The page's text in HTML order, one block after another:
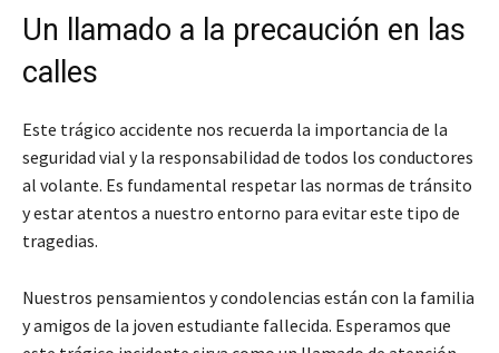
Un llamado a la precaución en las
calles
Este trágico accidente nos recuerda la importancia de la
seguridad vial y la responsabilidad de todos los conductores
al volante. Es fundamental respetar las normas de tránsito
y estar atentos a nuestro entorno para evitar este tipo de
tragedias.
Nuestros pensamientos y condolencias están con la familia
y amigos de la joven estudiante fallecida. Esperamos que